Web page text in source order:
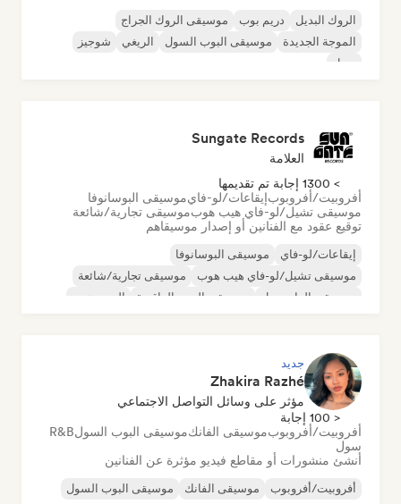
الروك البديل دريم بوب
موسيقى الروك الجراج
الموجة الجديدة
موسيقى البوب السول الريغي
شوجيز
سول
Sungate Records
العلامة
> 1300 إجابة تم تقديمها
أفروبيت/أفروبوبإيقاعات/لو-فايموسيقى البوسانوفا
موسيقى تشيل/لو-فاي هيب هوبموسيقى تجارية/شائعة
توقيع عقود مع الفنانين أو إصدار موسيقاهم
إيقاعات/لو-فاي
موسيقى البوسانوفا
موسيقى تشيل/لو-فاي هيب هوب
موسيقى تجارية/شائعة
موسيقى الدانسهول
موسيقى البوب الراقصة
الهيب هوب
جديد
Zhakira Razhé
مؤثر على وسائل التواصل الاجتماعي
< 100 إجابة
أفروبيت/أفروبوبموسيقى الفانكموسيقى البوب السولR&B
سول
أنشئ منشورات أو مقاطع فيديو مؤثرة عن الفنانين
أفروبيت/أفروبوب موسيقى الفانك موسيقى البوب السول